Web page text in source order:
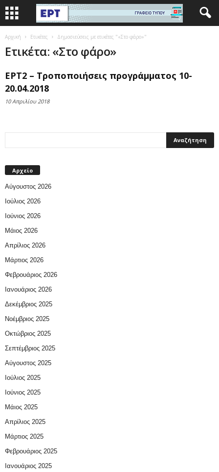
Αρχική Ετικέτες Δημοσιεύσεις με ετικέτες "«Στο φάρο»"
Ετικέτα: «Στο φάρο»
ΕΡΤ2 – Τροποποιήσεις προγράμματος 10-
20.04.2018
10 Απριλίου 2018
Αρχείο
Αύγουστος 2026
Ιούλιος 2026
Ιούνιος 2026
Μάιος 2026
Απρίλιος 2026
Μάρτιος 2026
Φεβρουάριος 2026
Ιανουάριος 2026
Δεκέμβριος 2025
Νοέμβριος 2025
Οκτώβριος 2025
Σεπτέμβριος 2025
Αύγουστος 2025
Ιούλιος 2025
Ιούνιος 2025
Μάιος 2025
Απρίλιος 2025
Μάρτιος 2025
Φεβρουάριος 2025
Ιανουάριος 2025